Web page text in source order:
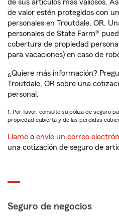
de sus artículos más valiosos.
de valor estén protegidos con
personales en Troutdale, OR.
personales de State Farm®
cobertura de propiedad personal
para vacaciones) en caso de
¿Quiere más información?
Troutdale, OR sobre una
personal.
1. Por favor, consulte su póliza de seguro
propiedad cubierta y de las pérdidas
Llame o envíe un correo
una cotización de seguro de
Seguro de negocios